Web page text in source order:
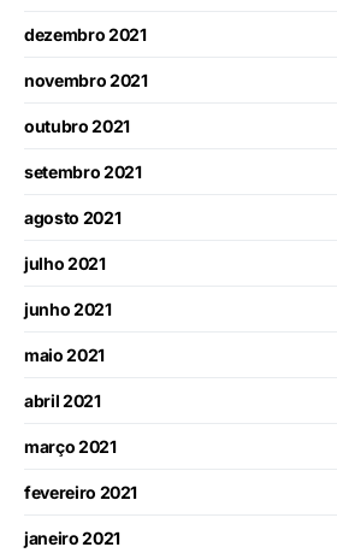
dezembro 2021
novembro 2021
outubro 2021
setembro 2021
agosto 2021
julho 2021
junho 2021
maio 2021
abril 2021
março 2021
fevereiro 2021
janeiro 2021